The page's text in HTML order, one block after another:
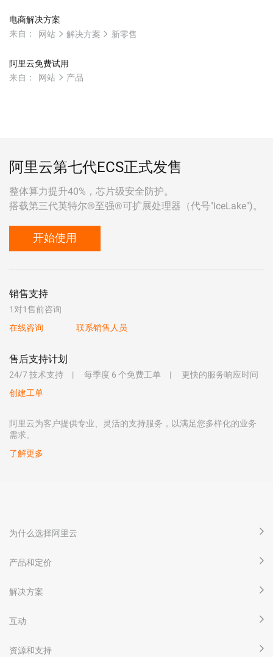
电商解决方案
来自：
网站 解决方案 新零售
阿里云免费试用
来自：
网站 产品
阿里云第七代ECS正式发售
整体算力提升40%，芯片级安全防护。
搭载第三代英特尔®至强®可扩展处理器（代号"IceLake")。
开始使用
销售支持
1对1售前咨询
在线咨询
联系销售人员
售后支持计划
24/7 技术支持 每季度 6 个免费工单
更快的服务响应时间
创建工单
阿里云为客户提供专业、灵活的支持服务，以满足您多样化的业务
需求。
了解更多
为什么选择阿里云
产品和定价
解决方案
互动
资源和支持